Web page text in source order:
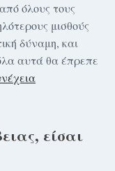
όλους τους
μισθούς
δύναμη, και
αυτά θα έπρεπε
είσαι